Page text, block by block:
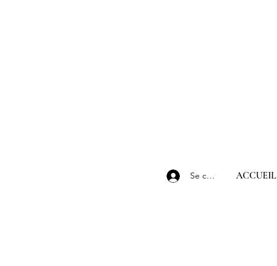
Se connecterACCUEIL